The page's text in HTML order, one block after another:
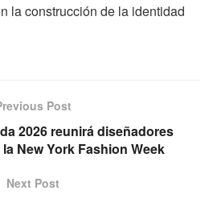
la construcción de la identidad
Post
2026 reunirá diseñadores
New York Fashion Week
Next Post